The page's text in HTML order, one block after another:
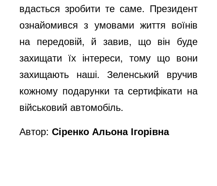
вдасться зробити те саме. Президент
ознайомився з умовами життя воїнів
на передовій, й завив, що він буде
захищати їх інтереси, тому що вони
захищають наші. Зеленський вручив
кожному подарунки та сертифікати на
військовий автомобіль.
Автор:Сіренко Альона Ігорівна